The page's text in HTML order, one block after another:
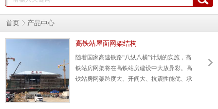
首页 产品中心
高铁站屋面网架结构
随着国家高速铁路“八纵八横”计划的实施，高
铁站房网架将在高铁站房建设中大放异彩。高
铁站房网架跨度大、开间大、抗震性能优、承